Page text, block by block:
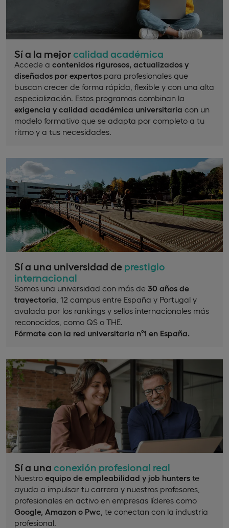
Sí a la mejorcalidad académica
Accede a contenidos rigurosos, actualizados y
diseñados por expertos para profesionales que
buscan crecer de forma rápida, flexible y con una alta
especialización. Estos programas combinan la
exigencia y calidad académica universitaria con un
modelo formativo que se adapta por completo a tu
ritmo y a tus necesidades.
Sí a una universidad de prestigio
internacional
Somos una universidad con más de 30 años de
trayectoria , 12 campus entre España y Portugal y
avalada por los rankings y sellos internacionales más
reconocidos, como QS o THE.
Fórmate con la red universitaria nº1 en España.
Sí a una conexión profesional real
Nuestro equipo de empleabilidad y job hunters te
ayuda a impulsar tu carrera y nuestros profesores,
profesionales en activo en empresas líderes como
Google, Amazon o Pwc , te conectan con la industria
profesional.